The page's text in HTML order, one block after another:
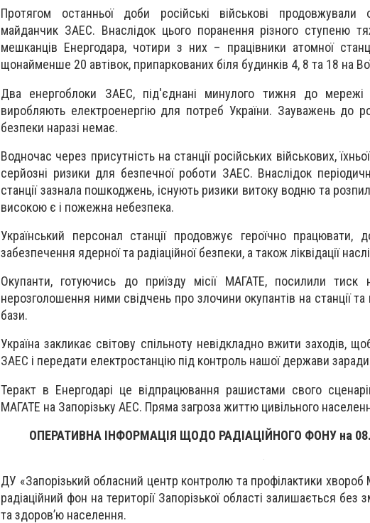
Протягом останньої доби російські військові продовжували
майданчик ЗАЕС. Внаслідок цього поранення різного ступеню
мешканців Енергодара, чотири з них – працівники атомної
щонайменше 20 автівок, припаркованих біля будинків 4, 8 та 18 на
Два енергоблоки ЗАЕС, під'єднані минулого тижня до мережі
виробляють електроенергію для потреб України. Зауважень до
безпеки наразі немає.
Водночас через присутність на станції російських військових,
серйозні ризики для безпечної роботи ЗАЕС. Внаслідок
станції зазнала пошкоджень, існують ризики витоку водню та
високою є і пожежна небезпека.
Український персонал станції продовжує героїчно працювати,
забезпечення ядерної та радіаційної безпеки, а також ліквідації
Окупанти, готуючись до приїзду місії МАГАТЕ, посилили
нерозголошення ними свідчень про злочини окупантів на станції та
бази.
Україна закликає світову спільноту невідкладно вжити заходів,
ЗАЕС і передати електростанцію під контроль нашої держави заради
Теракт в Енергодарі це відпрацювання рашистами свого
МАГАТЕ на Запорізьку АЕС. Пряма загроза життю цивільного
ОПЕРАТИВНА ІНФОРМАЦІЯ ЩОДО РАДІАЦІЙНОГО ФОНУ на
ДУ «Запорізький обласний центр контролю та профілактики
радіаційний фон на території Запорізької області залишається
та здоров’ю населення.